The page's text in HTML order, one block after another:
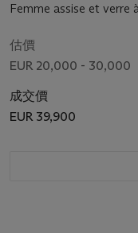
Femme assise et verre
估價
EUR 20,000 - 30,000
成交價
EUR 39,900